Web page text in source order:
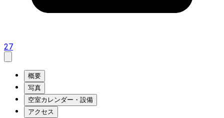
27
概要
写真
空室カレンダー・設備
アクセス